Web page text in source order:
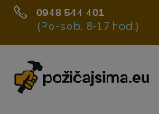
0948 544 401
(Po-sob, 8-17 hod.)